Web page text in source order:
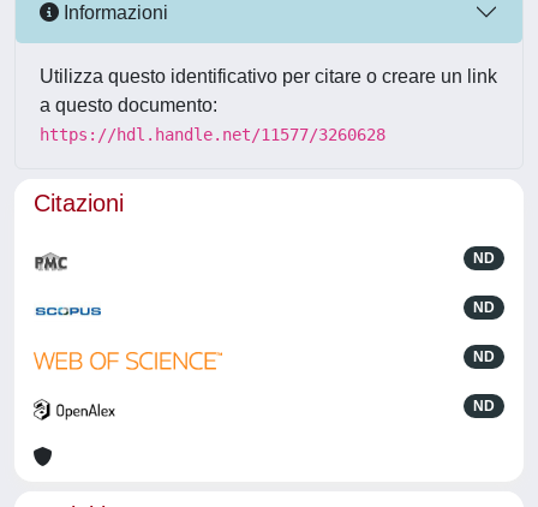
Informazioni
Utilizza questo identificativo per citare o creare un link
a questo documento:
https://hdl.handle.net/11577/3260628
Citazioni
ND
ND
ND
ND